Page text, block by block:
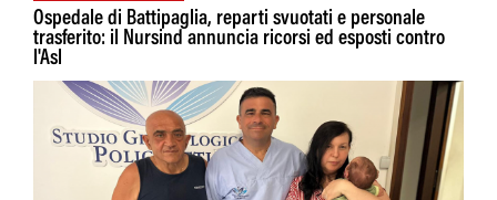
Ospedale di Battipaglia, reparti svuotati e personale
trasferito: il Nursind annuncia ricorsi ed esposti contro
l'Asl